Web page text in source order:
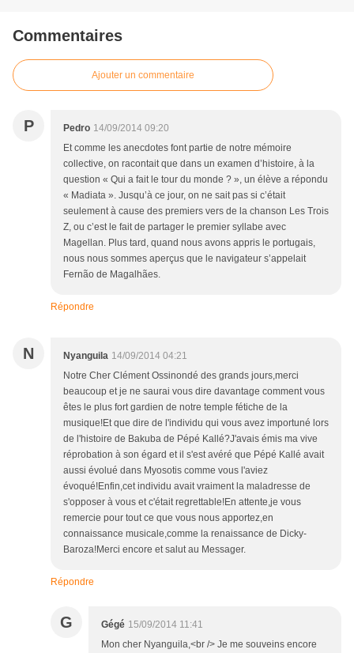
Commentaires
Ajouter un commentaire
P Pedro 14/09/2014 09:20
Et comme les anecdotes font partie de notre mémoire
collective, on racontait que dans un examen d’histoire, à la
question « Qui a fait le tour du monde ? », un élève a répondu
« Madiata ». Jusqu’à ce jour, on ne sait pas si c’était
seulement à cause des premiers vers de la chanson Les Trois
Z, ou c’est le fait de partager le premier syllabe avec
Magellan. Plus tard, quand nous avons appris le portugais,
nous nous sommes aperçus que le navigateur s’appelait
Fernão de Magalhães.
Répondre
N Nyanguila 14/09/2014 04:21
Notre Cher Clément Ossinondé des grands jours,merci
beaucoup et je ne saurai vous dire davantage comment vous
êtes le plus fort gardien de notre temple fétiche de la
musique!Et que dire de l'individu qui vous avez importuné lors
de l'histoire de Bakuba de Pépé Kallé?J'avais émis ma vive
réprobation à son égard et il s'est avéré que Pépé Kallé avait
aussi évolué dans Myosotis comme vous l'aviez
évoqué!Enfin,cet individu avait vraiment la maladresse de
s'opposer à vous et c'était regrettable!En attente,je vous
remercie pour tout ce que vous nous apportez,en
connaissance musicale,comme la renaissance de Dicky-
Baroza!Merci encore et salut au Messager.
Répondre
G Gégé 15/09/2014 11:41
Mon cher Nyanguila,<br /> Je me souveins encore